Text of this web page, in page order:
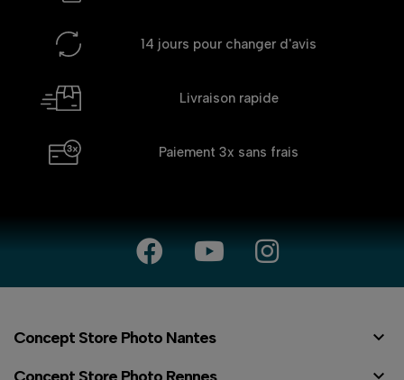
14 jours pour changer d'avis
Livraison rapide
Paiement 3x sans frais
Concept Store Photo Nantes 